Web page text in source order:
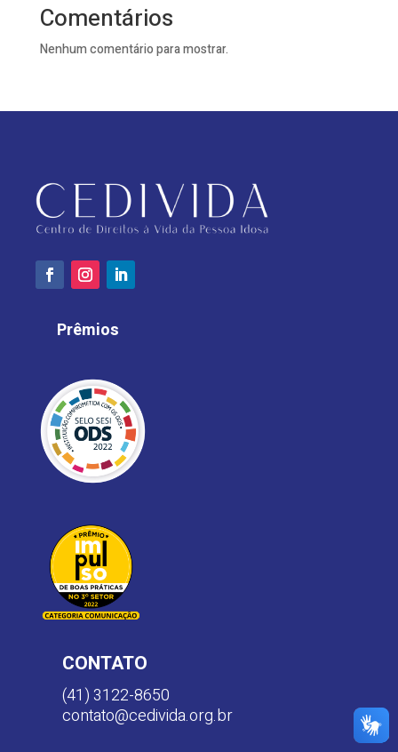
Comentários
Nenhum comentário para mostrar.
Prêmios
CONTATO
(41) 3122-8650
contato@cedivida.org.br